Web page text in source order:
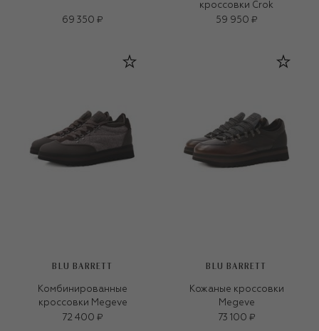
69 350 ₽
кроссовки Crok
59 950 ₽
BLU BARRETT
Комбинированные
кроссовки Megeve
72 400 ₽
BLU BARRETT
Кожаные кроссовки
Megeve
73 100 ₽